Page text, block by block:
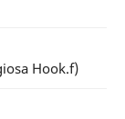
Hook.f)